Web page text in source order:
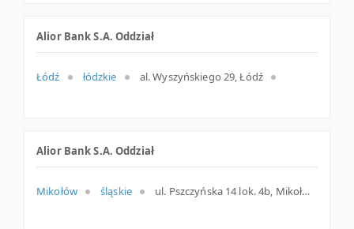
Alior Bank S.A. Oddział
Łódź łódzkie al. Wyszyńskiego 29, Łódź
Alior Bank S.A. Oddział
Mikołów śląskie ul. Pszczyńska 14 lok. 4b, Mikołów